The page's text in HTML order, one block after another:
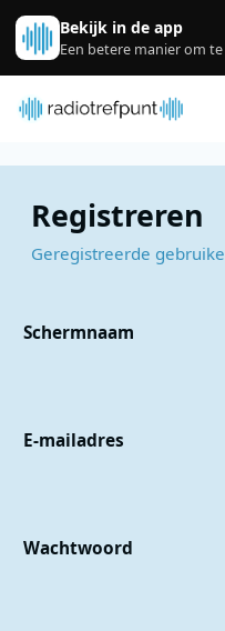
Spring naar bijdragen
Bekijk in de app
Een betere manier om
Registreren
Geregistreerde
Schermnaam
E-mailadres
Wachtwoord